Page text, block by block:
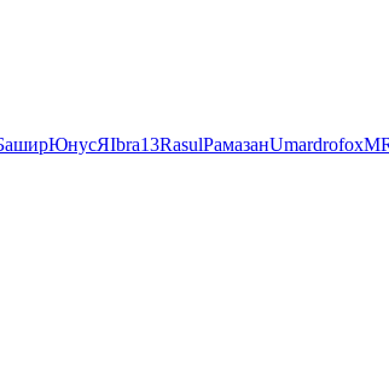
ЮнусЯIbra13RasulРамазан